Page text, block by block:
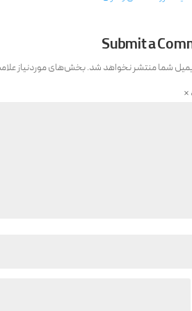
Submit a
شما منتشر نخواهد شد.بخش‌های موردنیاز
*